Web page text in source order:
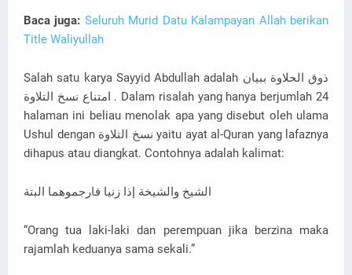
Baca juga: Seluruh Murid Datu Kalampayan Allah berikan
Title Waliyullah
Salah satu karya Sayyid Abdullah adalah ذوق الحلاوة ببيان
امتناع نسخ التلاوة . Dalam risalah yang hanya berjumlah 24
halaman ini beliau menolak apa yang disebut oleh ulama
Ushul dengan نسخ التلاوة yaitu ayat al-Quran yang lafaznya
dihapus atau diangkat. Contohnya adalah kalimat:
الشيخ والشيخة إذا زنيا فارجموهما البتة
“Orang tua laki-laki dan perempuan jika berzina maka
rajamlah keduanya sama sekali.”